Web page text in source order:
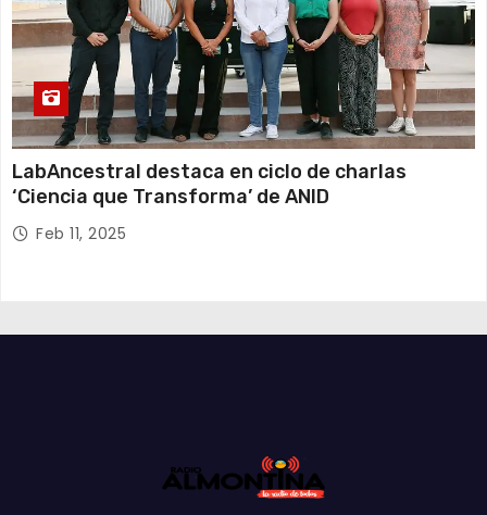
LabAncestral destaca en ciclo de charlas
‘Ciencia que Transforma’ de ANID
Feb 11, 2025